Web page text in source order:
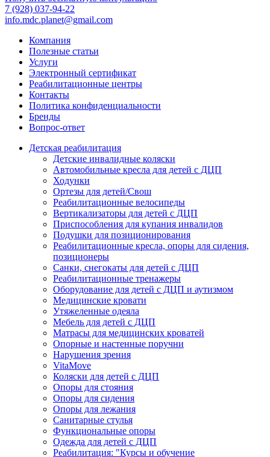
7 (928) 037-94-22
info.mdc.planet@gmail.com
Компания
Полезные статьи
Услуги
Электронный сертификат
Реабилитационные центры
Контакты
Политика конфиденциальности
Бренды
Вопрос-ответ
Детская реабилитация
Детские инвалидные коляски
Автомобильные кресла для детей с ДЦП
Ходунки
Ортезы для детей/Свош
Реабилитационные велосипеды
Вертикализаторы для детей с ДЦП
Приспособления для купания инвалидов
Подушки для позиционирования
Реабилитационные кресла, опоры для сидения,
позиционеры
Санки, снегокаты для детей с ДЦП
Реабилитационные тренажеры
Оборудование для детей с ДЦП и аутизмом
Медицинские кровати
Утяжеленные одеяла
Мебель для детей с ДЦП
Матрасы для медицинских кроватей
Опорные и настенные поручни
Нарушения зрения
VitaMove
Коляски для детей с ДЦП
Опоры для стояния
Опоры для сидения
Опоры для лежания
Санитарные стулья
Функциональные опоры
Одежда для детей с ДЦП
Реабилитация: "Курсы и обучение